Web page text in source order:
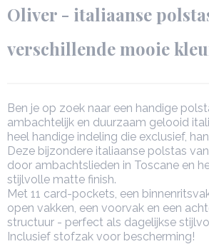
0,56 Kg
1,00 Kg
Oliver - italiaanse
verschillende mooie
Ben je op zoek naar een handige
ambachtelijk en duurzaam gelooid
heel handige indeling die exclusief,
Deze bijzondere italiaanse polstas
door ambachtslieden in Toscane en
stijlvolle matte finish.
Met 11 card-pockets, een
open vakken, een voorvak en een
structuur - perfect als dagelijkse
Inclusief stofzak voor bescherming!